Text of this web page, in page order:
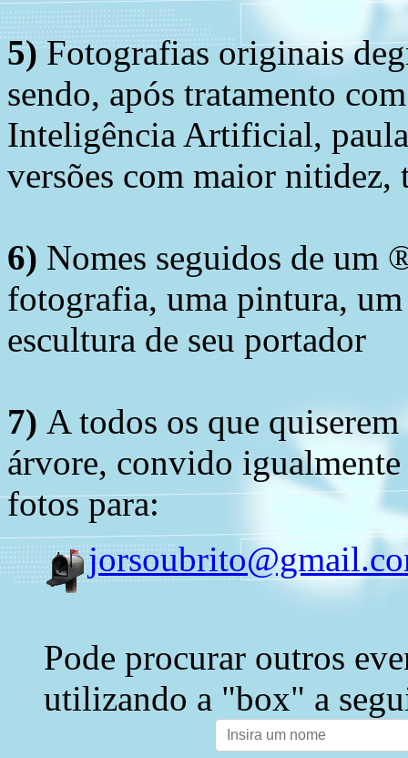
5) Fotografias originais
sendo, após tratamento
Inteligência Artificial,
versões com maior nitidez,
6) Nomes seguidos de um
fotografia, uma pintura,
escultura de seu portador
7) A todos os que
árvore, convido
fotos para:
Pode procurar outros
utilizando a "box" a